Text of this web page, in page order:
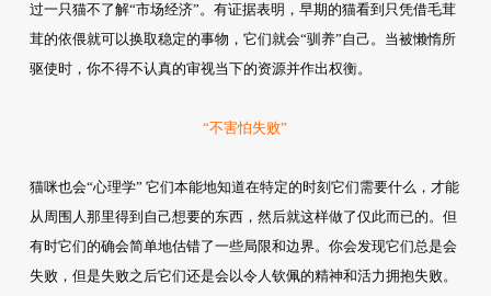
过一只猫不了解“市场经济”。有证据表明，早期的猫看到只凭借毛茸
茸的依偎就可以换取稳定的事物，它们就会“驯养”自己。当被懒惰所
驱使时，你不得不认真的审视当下的资源并作出权衡。
“不害怕失败”
猫咪也会“心理学” 它们本能地知道在特定的时刻它们需要什么，才能
从周围人那里得到自己想要的东西，然后就这样做了仅此而已的。但
有时它们的确会简单地估错了一些局限和边界。你会发现它们总是会
失败，但是失败之后它们还是会以令人钦佩的精神和活力拥抱失败。